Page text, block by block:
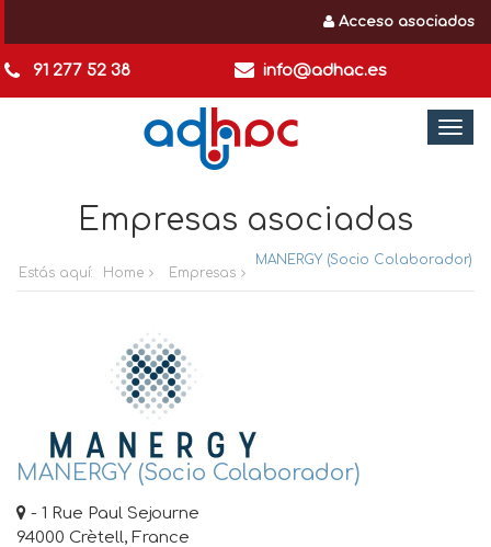
Acceso asociados
91 277 52 38 info@adhac.es
Empresas asociadas
Estás aquí: Home Empresas
MANERGY (Socio Colaborador)
MANERGY (Socio Colaborador)
- 1 Rue Paul Sejourne
94000 Crètell, France